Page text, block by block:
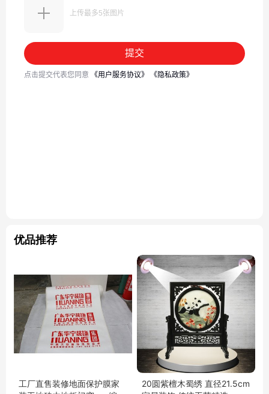
优品推荐
工厂直售装修地面保护膜家
20圆紫檀木蜀绣 直径21.5cm